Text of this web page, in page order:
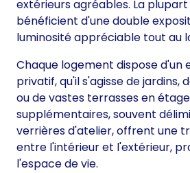
extérieurs agréables. La
bénéficient d'une double
luminosité appréciable tout au
Chaque logement dispose d'un
privatif, qu'il s'agisse de jardins,
ou de vastes terrasses en
supplémentaires, souvent
verrières d'atelier, offrent une
entre l'intérieur et l'extérieur,
l'espace de vie.